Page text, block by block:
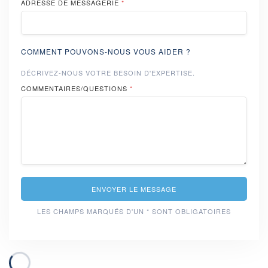
ADRESSE DE MESSAGERIE *
COMMENT POUVONS-NOUS VOUS AIDER ?
DÉCRIVEZ-NOUS VOTRE BESOIN D'EXPERTISE.
COMMENTAIRES/QUESTIONS *
ENVOYER LE MESSAGE
LES CHAMPS MARQUÉS D'UN * SONT OBLIGATOIRES